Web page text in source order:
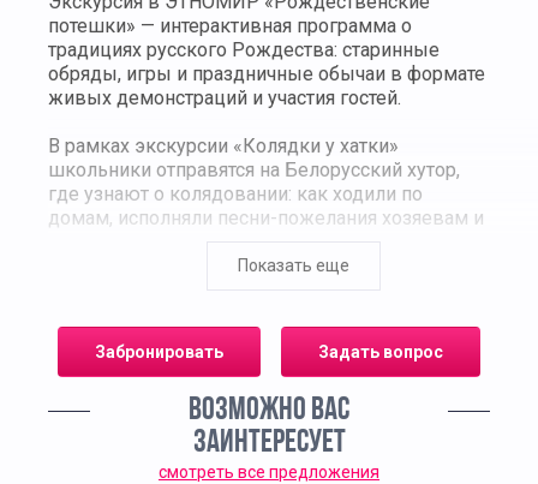
потешки» — интерактивная программа о
традициях русского Рождества: старинные
обряды, игры и праздничные обычаи в формате
живых демонстраций и участия гостей.
В рамках экскурсии «Колядки у хатки»
школьники отправятся на Белорусский хутор,
где узнают о колядовании: как ходили по
домам, исполняли песни-пожелания хозяевам и
проследят, чтобы каждый гость был вовлечён в
На мастер-классе «Окно радости» участники
изготовят рождественский оберег для дома.
Традиционно его подвешивали у окна или в
дверях, а накануне следующего Рождества
сжигали и создавали новый, обновляя защиту
Показать еще
Забронировать Задать вопрос
ВОЗМОЖНО ВАС
ЗАИНТЕРЕСУЕТ
смотреть все предложения